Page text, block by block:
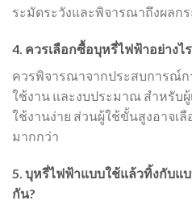
ระมัดระวังและพิจารณาถึงผลก
4. ควรเลือกซื้อบุหรี่ไฟฟ้าอย่างไ
ควรพิจารณาจากประสบการณ์ก
ใช้งาน และงบประมาณ สำหรับผู้
ใช้งานง่าย ส่วนผู้ใช้ขั้นสูงอาจเ
มากกว่า
5. บุหรี่ไฟฟ้าแบบใช้แล้วทิ้งกับแ
กัน?